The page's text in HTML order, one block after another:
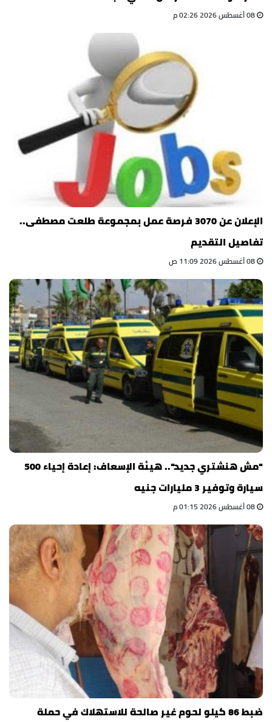
الإعلان عن 3070 فرصة عمل بمجموعة طلعت مصطفى..
تفاصيل التقديم
"مش هنشتري جديد".. هيئة الإسعاف: إعادة إحياء 500
سيارة وتوفير 3 مليارات جنيه
ضبط 86 كيلو لحوم غير صالحة للاستهلاك في حملة